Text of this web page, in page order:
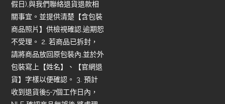
假日),與我們聯絡退貨退款相
關事宜。並提供清楚【含包裝
商品照片】供檢視確認,逾期恕
不受理。 2. 若商品已拆封，
請將商品放回原包裝內,並於外
包裝寫上【姓名】、【官網退
貨】字樣以便確認。 3. 預計
收到退貨後5-7個工作日內，